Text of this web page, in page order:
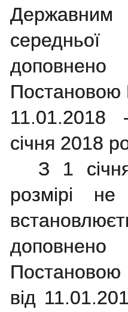
Державним
11.01.2018
січня 2018
З 1
розмірі
від